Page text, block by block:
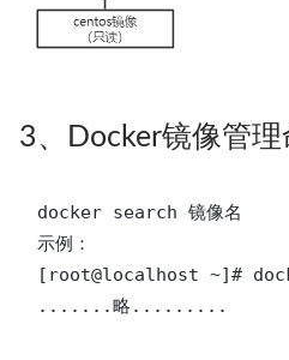
3、Docker镜像管理
docker search 镜像名	//从docker仓库中搜索镜像
示例：
[root@localhost ~]#
.......略.........